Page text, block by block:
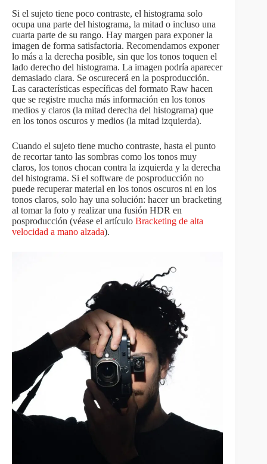
Si el sujeto tiene poco contraste, el histograma solo
ocupa una parte del histograma, la mitad o incluso una
cuarta parte de su rango. Hay margen para exponer la
imagen de forma satisfactoria. Recomendamos exponer
lo más a la derecha posible, sin que los tonos toquen el
lado derecho del histograma. La imagen podría aparecer
demasiado clara. Se oscurecerá en la posproducción.
Las características específicas del formato Raw hacen
que se registre mucha más información en los tonos
medios y claros (la mitad derecha del histograma) que
en los tonos oscuros y medios (la mitad izquierda).
Cuando el sujeto tiene mucho contraste, hasta el punto
de recortar tanto las sombras como los tonos muy
claros, los tonos chocan contra la izquierda y la derecha
del histograma. Si el software de posproducción no
puede recuperar material en los tonos oscuros ni en los
tonos claros, solo hay una solución: hacer un bracketing
al tomar la foto y realizar una fusión HDR en
posproducción (véase el artículo Bracketing de alta
velocidad a mano alzada).